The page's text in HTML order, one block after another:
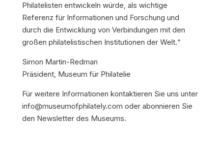
Philatelisten entwickeln würde, als wichtige
Referenz für Informationen und Forschung und
durch die Entwicklung von Verbindungen mit den
großen philatelistischen Institutionen der Welt.“
Simon Martin-Redman
Präsident, Museum für Philatelie
Für weitere Informationen kontaktieren Sie uns unter
info@museumofphilately.com oder abonnieren Sie
den Newsletter des Museums.